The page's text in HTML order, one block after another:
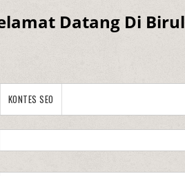
Datang Di
KONTES SEO